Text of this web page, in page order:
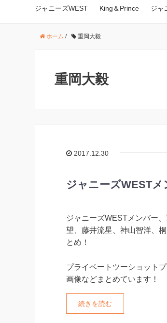
ジャニーズWEST King＆Prince ジャ
ホーム / 重岡大毅
重岡大毅
2017.12.30
ジャニーズWEST
ジャニーズWESTメンバー
望、藤井流星、神山智洋、
とめ！
プライベートツーショット
画像などまとめています！
続きを読む